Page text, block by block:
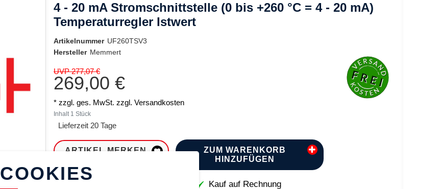
4 - 20 mA Stromschnittstelle (0 bis +260 °C = 4 - 20 mA)
Temperaturregler Istwert
Artikelnummer UF260TSV3
Hersteller Memmert
UVP 277,07 €
269,00 €
* zzgl. ges. MwSt. zzgl. Versandkosten
Inhalt 1 Stück
Lieferzeit 20 Tage
ARTIKEL MERKEN
ZUM WARENKORB
HINZUFÜGEN
Kauf auf Rechnung
COOKIES